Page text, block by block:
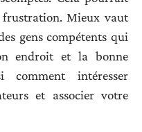
frustration. Mieux vaut
gens compétents qui
endroit et la bonne
intéresser
et associer votre